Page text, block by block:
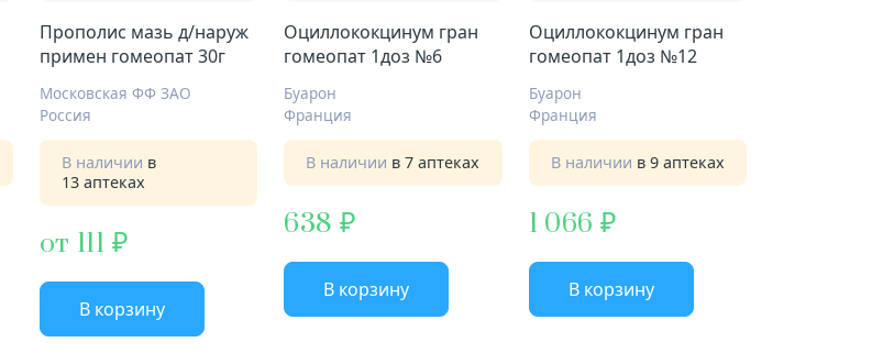
Прополис мазь д/наруж
примен гомеопат 30г
Московская ФФ ЗАО
Россия
В наличии в
13 аптеках
от 111
В корзину
Оциллококцинум гран
гомеопат 1доз №6
Буарон
Франция
В наличии в 7 аптеках
638
В корзину
Оциллококцинум гран
гомеопат 1доз №12
Буарон
Франция
В наличии в 9 аптеках
1 066
В корзину